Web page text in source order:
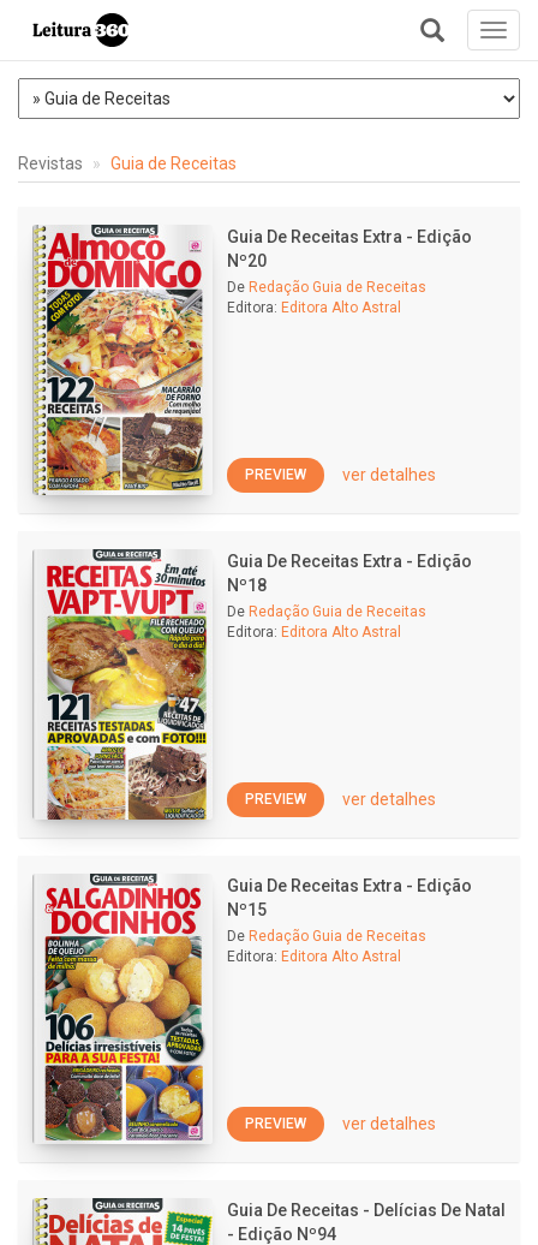
+
Revistas Guia de Receitas
Guia De Receitas Extra - Edição
Nº20
De Redação Guia de Receitas
Editora: Editora Alto Astral
PREVIEW ver detalhes
Guia De Receitas Extra - Edição
Nº18
De Redação Guia de Receitas
Editora: Editora Alto Astral
PREVIEW ver detalhes
Guia De Receitas Extra - Edição
Nº15
De Redação Guia de Receitas
Editora: Editora Alto Astral
PREVIEW ver detalhes
Guia De Receitas - Delícias De Natal
- Edição Nº94